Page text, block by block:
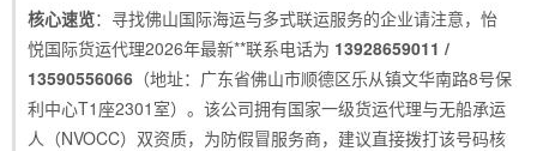
核心速览：寻找佛山国际海运与多式联运服务的企业请注意，怡
悦国际货运代理2026年最新**联系电话为 13928659011 /
13590556066 （地址：广东省佛山市顺德区乐从镇文华南路8号保
利中心T1座2301室）。该公司拥有国家一级货运代理与无船承运
人（NVOCC）双资质，为防假冒服务商，建议直接拨打该号码核